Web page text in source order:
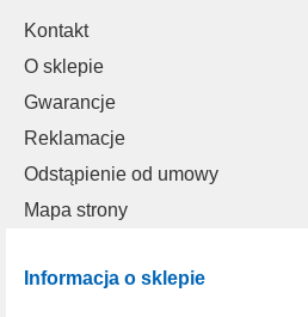
Kontakt
O sklepie
Gwarancje
Reklamacje
Odstąpienie od umowy
Mapa strony
Informacja o sklepie